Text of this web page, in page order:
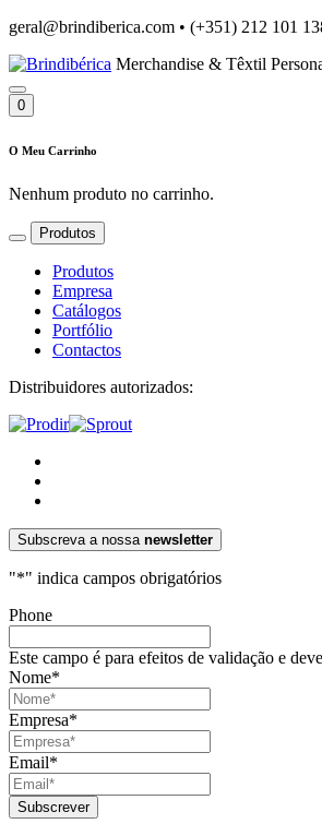
geral@brindiberica.com • (+351) 212 101
Merchandise & Têxtil
0
O Meu Carrinho
Nenhum produto no carrinho.
Produtos
Produtos
Empresa
Catálogos
Portfólio
Contactos
Distribuidores autorizados:
Subscreva a nossa newsletter
"*" indica campos obrigatórios
Phone
Este campo é para efeitos de validação e
Nome*
Empresa*
Email*